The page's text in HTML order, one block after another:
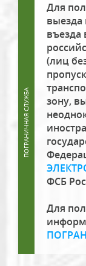
Для
выезда
(лиц
зону,
ФСБ
Для